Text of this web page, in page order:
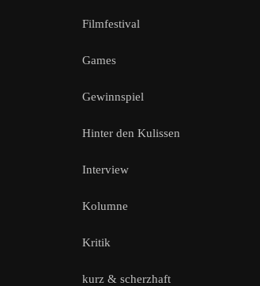
Filmfestival
Games
Gewinnspiel
Hinter den Kulissen
Interview
Kolumne
Kritik
kurz & scherzhaft